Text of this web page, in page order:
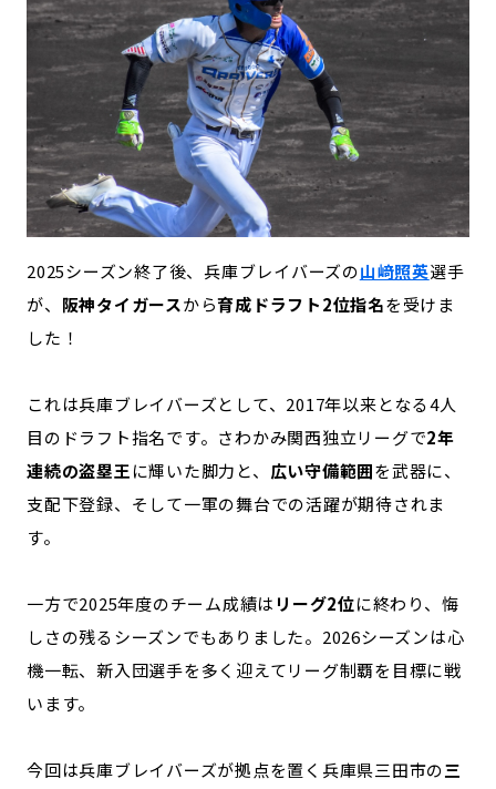
カテゴリから探す
特集コンテンツ
地域を代表する 企業100選
プレスリリース
行政連携記事
MILCプロジェクト
選出企業特別対談
Localist
SDGsの先駆者
イベント
飲食店
地域豆知識
ニッポンの百選大全集
Sporkle
記事ライター アンバサダー
お問い合わせ 会社概要
2025シーズン終了後、兵庫ブレイバーズの山﨑照英選手
が、 阪神タイガースから育成ドラフト2位指名を受けま
した！
これは兵庫ブレイバーズとして、2017年以来となる4人
目のドラフト指名です。さわかみ関西独立リーグで2年
連続の盗塁王に輝いた脚力と、 広い守備範囲を武器に、
支配下登録、そして一軍の舞台での活躍が期待されま
す。
一方で2025年度のチーム成績は リーグ2位に終わり、悔
しさの残るシーズンでもありました。2026シーズンは心
機一転、新入団選手を多く迎えてリーグ制覇を目標に戦
います。
今回は兵庫ブレイバーズが拠点を置く兵庫県三田市の三